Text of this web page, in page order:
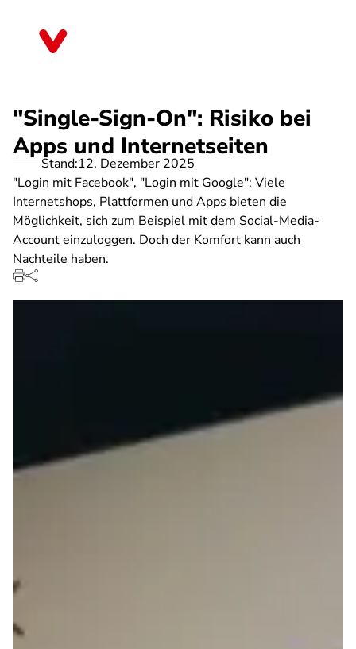
"Single-Sign-On": Risiko bei
Apps und Internetseiten
Stand:12. Dezember 2025
"Login mit Facebook", "Login mit Google": Viele
Internetshops, Plattformen und Apps bieten die
Möglichkeit, sich zum Beispiel mit dem Social-Media-
Account einzuloggen. Doch der Komfort kann auch
Nachteile haben.